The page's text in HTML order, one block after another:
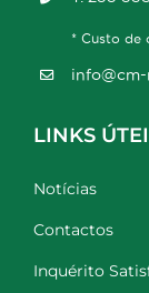
* Custo de
LINKS
Notícias
Contactos
Inquérito